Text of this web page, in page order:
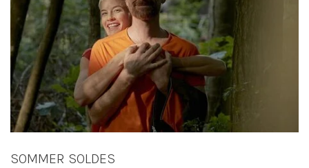
SOMMER SOLDES